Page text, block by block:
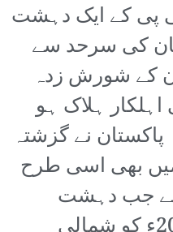
پی کے ایک دہشت
کی سرحد سے
کے شورش زدہ
اہلکار ہلاک ہو
نے گزشتہ
مارچ 2024ء میں بھی اسی طرح
جب دہشت